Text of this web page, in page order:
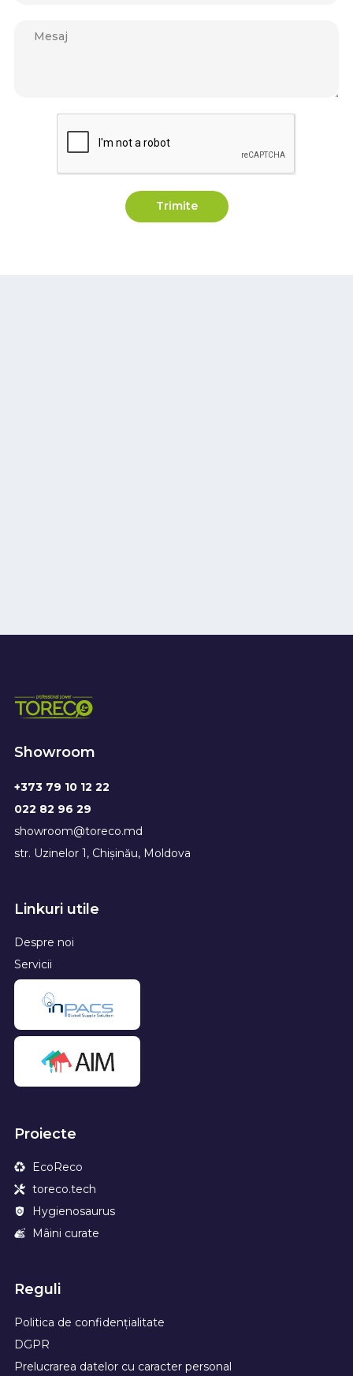
Trimite
Showroom
+373 79 10 12 22
022 82 96 29
showroom@toreco.md
str. Uzinelor 1, Chișinău, Moldova
Linkuri utile
Despre noi
Servicii
Proiecte
EcoReco
toreco.tech
Hygienosaurus
Mâini curate
Reguli
Politica de confidențialitate
DGPR
Prelucrarea datelor cu caracter personal